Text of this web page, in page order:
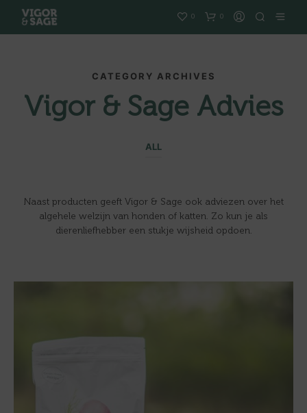
0 0
CATEGORY ARCHIVES
Vigor & Sage Advies
ALL
Naast producten geeft Vigor & Sage ook adviezen over het
algehele welzijn van honden of katten. Zo kun je als
dierenliefhebber een stukje wijsheid opdoen.